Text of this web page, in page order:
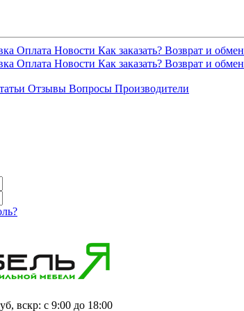
Оплата Новости Как заказать? Возврат и обмен
Оплата Новости Как заказать? Возврат и обмен
Отзывы Вопросы Производители
вскр: с 9:00 до 18:00